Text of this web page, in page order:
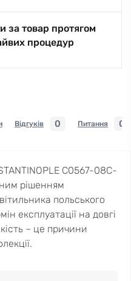
за товар протягом
процедур
Відгуків 0 Питання 0
C0567-08C-
рішенням
польського
експлуатації на довгі
– це причини